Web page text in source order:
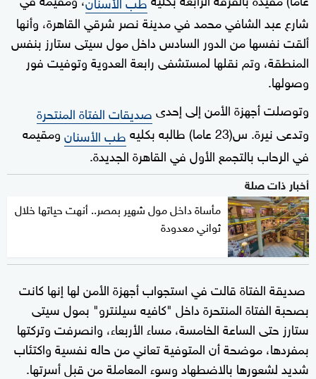
شارع عبد الشافي محمد في مدينة نصر شرقي القاهرة، وأنها
ألقت نفسها من الدور السادس داخل مول سيتى ستارز بنفس
المنطقة، وتم نقلها لمستشفى رابعة العدوية وتوفيت فور
وصولها.
وتوصلت أجهزة الأمن إلى إحدىصديقات الفتاة المنتحرة
وتدعى نيرة. س(23 عاما) طالبه بكليه
طب الأسنانومقيمه
في الرحاب بالتجمع الأول في القاهرة الجديدة.
أخبار ذات صلة
مأساة داخل مول شهير بمصر.. أنهت حياتها خلال
ثواني معدودة
صديقة الفتاة قالت في استجواب أجهزة الأمن لها إنها كانت
بصحبة الفتاة المنتحرة داخل "كافيه سيلنترو" بمول سيتى
ستارز حتى الساعة الخامسة، مساء الأربعاء، وانصرفت وتركتها
بمفردها، موضحة أن المتوفية تعاني من حاله نفسية واكتئاب
شديد لشعورها بالاضطهاد وسوء المعاملة من قبل أسرتها.